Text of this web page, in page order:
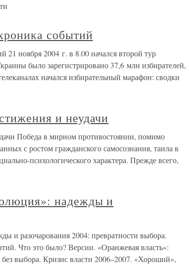
событий
ноября 2004 г. в 8.00 начался второй тур
было зарегистрировано 37,6 млн избирателей,
начался избирательный марафон: сводки
и неудачи
Победа в мирном противостоянии, помимо
с ростом гражданского самосознания, таила в
психологического характера. Прежде всего,
надежды и
и разочарования 2004: превратности выбора.
Что это было? Версии. «Оранжевая власть»:
выбора. Кризис власти 2006–2007. «Хороший»,